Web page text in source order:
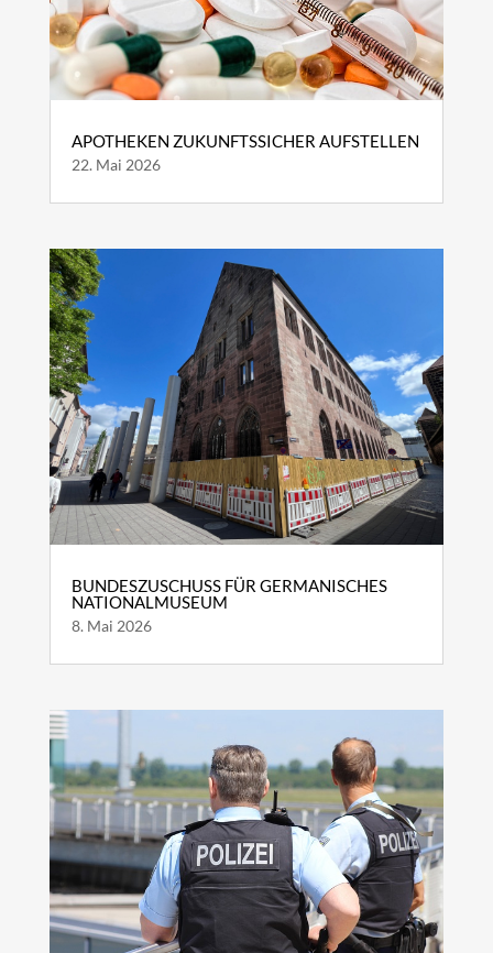
APOTHEKEN ZUKUNFTSSICHER AUFSTELLEN
22. Mai 2026
BUNDESZUSCHUSS FÜR GERMANISCHES
NATIONALMUSEUM
8. Mai 2026